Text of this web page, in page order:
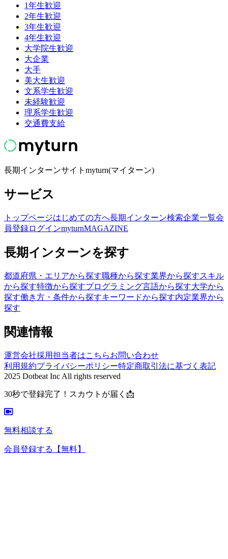
1年生歓迎
2年生歓迎
3年生歓迎
4年生歓迎
大学院生歓迎
大企業
大手
美大生歓迎
文系学生歓迎
未経験歓迎
理系学生歓迎
交通費支給
長期インターンサイトmyturn(マイターン)
サービス
トップページはじめての方へ長期インターン検索企業一覧会
員登録ログインmyturnMAGAZINE
長期インターンを探す
都道府県・エリアから探す職種から探す業界から探すスキル
から探す特徴から探すプログラミング言語から探す大学から
探す働き方・条件から探すキーワードから探す内定業界から
探す
関連情報
運営会社採用担当者はこちらお問い合わせ
利用規約プライバシーポリシー特定商取引法に基づく表記
2025 Dotbeat Inc All rights reserved
30秒で登録完了！スカウトが届く📩
無料相談する
会員登録する 【無料】